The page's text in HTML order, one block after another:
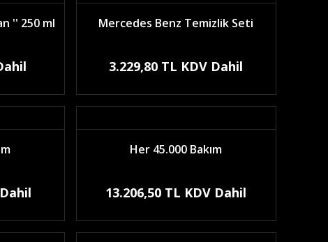
'' 250 ml
Mercedes Benz Temizlik Seti
3.229,80 TL KDV Dahil
Her 45.000 Bakım
13.206,50 TL KDV Dahil